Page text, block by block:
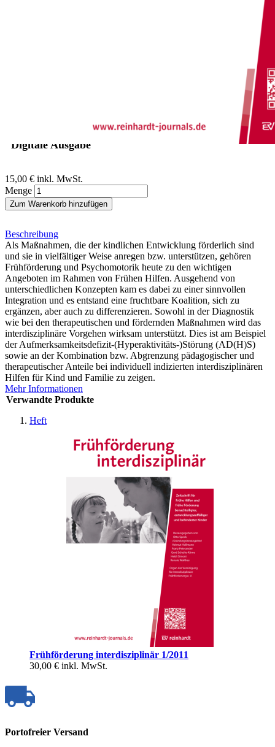
Psychomotorik - erfolgreiche
Integration und feste Koalition
Digitale Ausgabe
15,00 € inkl. MwSt.
Menge
Zum Warenkorb hinzufügen
Beschreibung
Als Maßnahmen, die der kindlichen Entwicklung förderlich sind
und sie in vielfältiger Weise anregen bzw. unterstützen, gehören
Frühförderung und Psychomotorik heute zu den wichtigen
Angeboten im Rahmen von Frühen Hilfen. Ausgehend von
unterschiedlichen Konzepten kam es dabei zu einer sinnvollen
Integration und es entstand eine fruchtbare Koalition, sich zu
ergänzen, aber auch zu differenzieren. Sowohl in der Diagnostik
wie bei den therapeutischen und fördernden Maßnahmen wird das
interdisziplinäre Vorgehen wirksam unterstützt. Dies ist am Beispiel
der Aufmerksamkeitsdefizit-(Hyperaktivitäts-)Störung (AD(H)S)
sowie an der Kombination bzw. Abgrenzung pädagogischer und
therapeutischer Anteile bei individuell indizierten interdisziplinären
Hilfen für Kind und Familie zu zeigen.
Mehr Informationen
Verwandte Produkte
Heft
Frühförderung interdisziplinär 1/2011
30,00 € inkl. MwSt.
Portofreier Versand